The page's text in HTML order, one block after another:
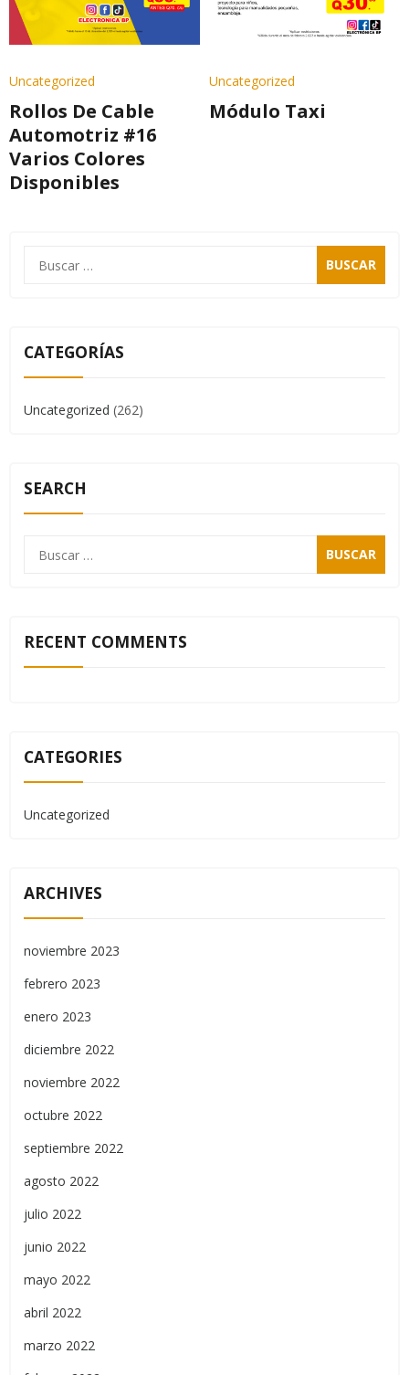
Uncategorized
Rollos De Cable
Automotriz #16
Varios Colores
Disponibles
Uncategorized
Módulo Taxi
CATEGORÍAS
Uncategorized (262)
SEARCH
RECENT COMMENTS
CATEGORIES
Uncategorized
ARCHIVES
noviembre 2023
febrero 2023
enero 2023
diciembre 2022
noviembre 2022
octubre 2022
septiembre 2022
agosto 2022
julio 2022
junio 2022
mayo 2022
abril 2022
marzo 2022